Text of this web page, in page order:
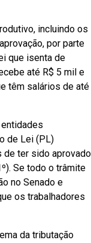
incluindo os
por parte
que isenta de
até R$ 5 mil e
têm salários de até
de Lei (PL)
de ter sido aprovado
Se todo o trâmite
no Senado e
os trabalhadores
da tributação